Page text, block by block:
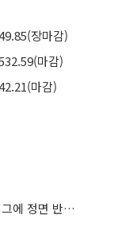
장마감)
마감)
마감)
금융위, ‘한국 증시 투자 부적격’ 블룸버그에 정면 반박…“근거 불분명”